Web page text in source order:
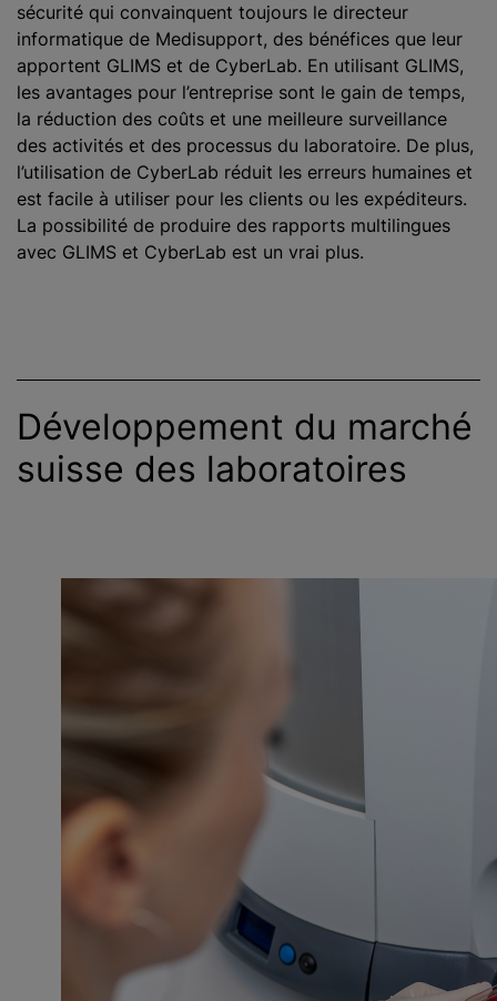
sécurité qui convainquent toujours le directeur
informatique de Medisupport, des bénéfices que leur
apportent GLIMS et de CyberLab. En utilisant GLIMS,
les avantages pour l’entreprise sont le gain de temps,
la réduction des coûts et une meilleure surveillance
des activités et des processus du laboratoire. De plus,
l’utilisation de CyberLab réduit les erreurs humaines et
est facile à utiliser pour les clients ou les expéditeurs.
La possibilité de produire des rapports multilingues
avec GLIMS et CyberLab est un vrai plus.
Développement du marché
suisse des laboratoires